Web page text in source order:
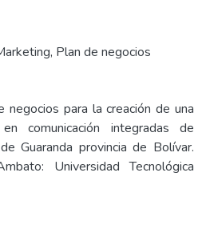
, Plan de negocios
negocios para la creación de una
comunicación integradas de
Guaranda provincia de Bolívar.
Universidad Tecnológica